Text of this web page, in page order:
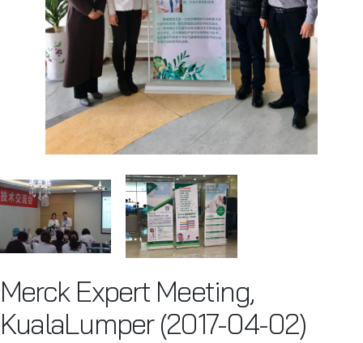
Merck Expert Meeting,
KualaLumper (2017-04-02)